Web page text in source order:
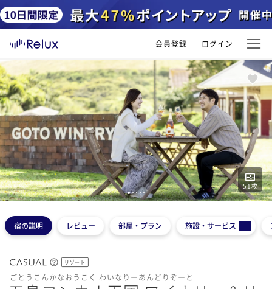
会員登録 ログイン
51枚
12345
宿の説明 レビュー 部屋・プラン 施設・サービス
リゾート
ごとうこんかなおうこく わいなりーあんどりぞーと